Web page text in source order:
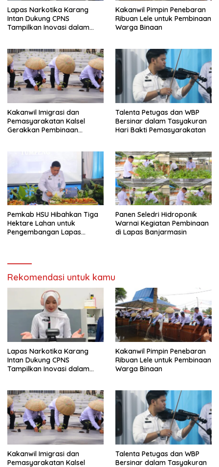
Lapas Narkotika Karang
Intan Dukung CPNS
Tampilkan Inovasi dalam
Kakanwil Pimpin Penebaran
Ribuan Lele untuk Pembinaan
Warga Binaan
Kakanwil Imigrasi dan
Pemasyarakatan Kalsel
Gerakkan Pembinaan
Talenta Petugas dan WBP
Bersinar dalam Tasyakuran
Hari Bakti Pemasyarakatan
Pemkab HSU Hibahkan Tiga
Hektare Lahan untuk
Pengembangan Lapas
Panen Seledri Hidroponik
Warnai Kegiatan Pembinaan
di Lapas Banjarmasin
Rekomendasi untuk kamu
Lapas Narkotika Karang
Intan Dukung CPNS
Tampilkan Inovasi dalam
Kakanwil Pimpin Penebaran
Ribuan Lele untuk Pembinaan
Warga Binaan
Kakanwil Imigrasi dan
Pemasyarakatan Kalsel
Talenta Petugas dan WBP
Bersinar dalam Tasyakuran